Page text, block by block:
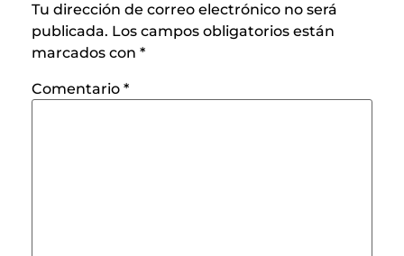
Tu dirección de correo electrónico no será
publicada. Los campos obligatorios están
marcados con *
Comentario *